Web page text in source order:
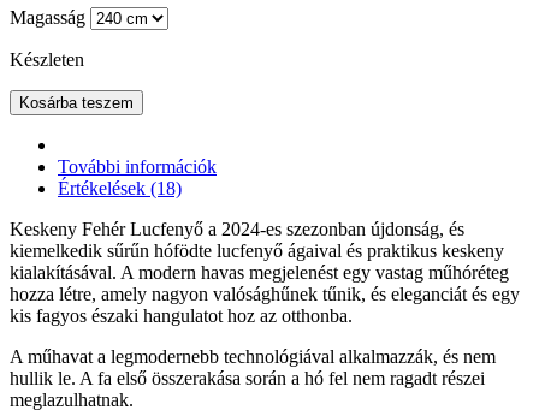
Magasság
Készleten
Kosárba teszem
További információk
Értékelések (18)
Keskeny Fehér Lucfenyő a 2024-es szezonban újdonság, és
kiemelkedik sűrűn hófödte lucfenyő ágaival és praktikus keskeny
kialakításával. A modern havas megjelenést egy vastag műhóréteg
hozza létre, amely nagyon valósághűnek tűnik, és eleganciát és egy
kis fagyos északi hangulatot hoz az otthonba.
A műhavat a legmodernebb technológiával alkalmazzák, és nem
hullik le. A fa első összerakása során a hó fel nem ragadt részei
meglazulhatnak.